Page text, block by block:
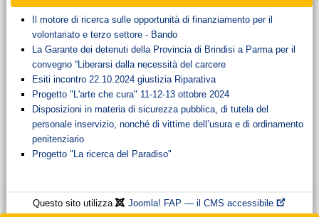
Il motore di ricerca sulle opportunità di finanziamento per il
volontariato e terzo settore - Bando
La Garante dei detenuti della Provincia di Brindisi a Parma per il
convegno “Liberarsi dalla necessità del carcere
Esiti incontro 22.10.2024 giustizia Riparativa
Progetto "L'arte che cura" 11-12-13 ottobre 2024
Disposizioni in materia di sicurezza pubblica, di tutela del
personale inservizio, nonché di vittime dell’usura e di ordinamento
penitenziario
Progetto "La ricerca del Paradiso"
Questo sito utilizza Joomla! FAP — il CMS accessibile